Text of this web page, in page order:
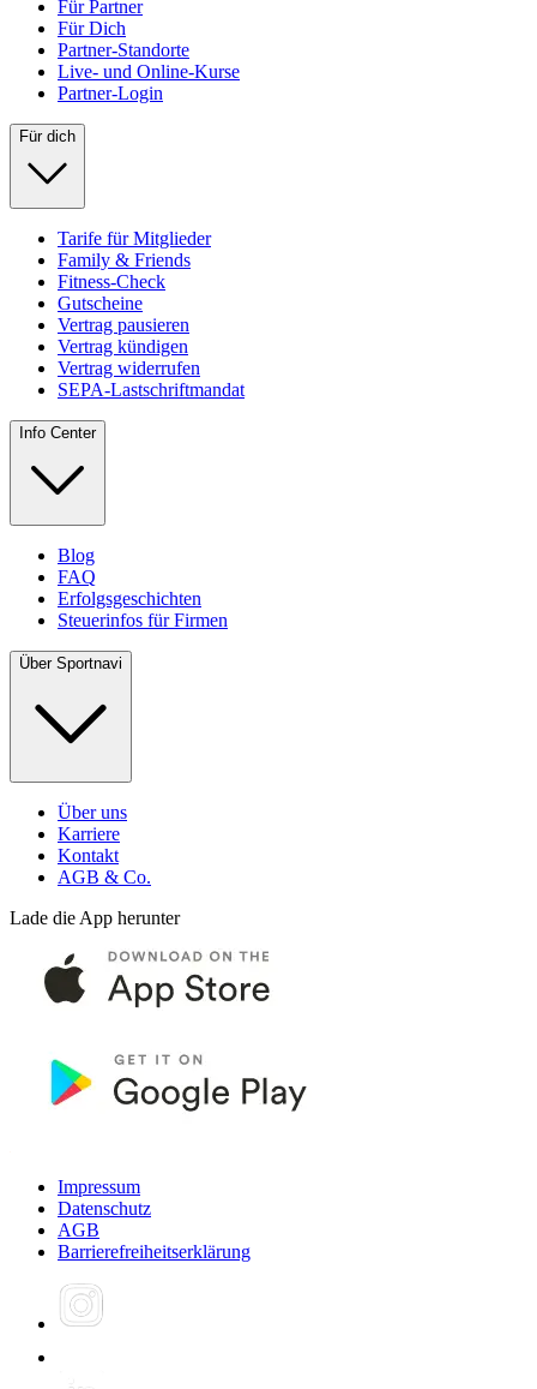
Für Partner
Für Dich
Partner-Standorte
Live- und Online-Kurse
Partner-Login
Für dich
Tarife für Mitglieder
Family & Friends
Fitness-Check
Gutscheine
Vertrag pausieren
Vertrag kündigen
Vertrag widerrufen
SEPA-Lastschriftmandat
Info Center
Blog
FAQ
Erfolgsgeschichten
Steuerinfos für Firmen
Über Sportnavi
Über uns
Karriere
Kontakt
AGB & Co.
Lade die App herunter
Impressum
Datenschutz
AGB
Barrierefreiheitserklärung